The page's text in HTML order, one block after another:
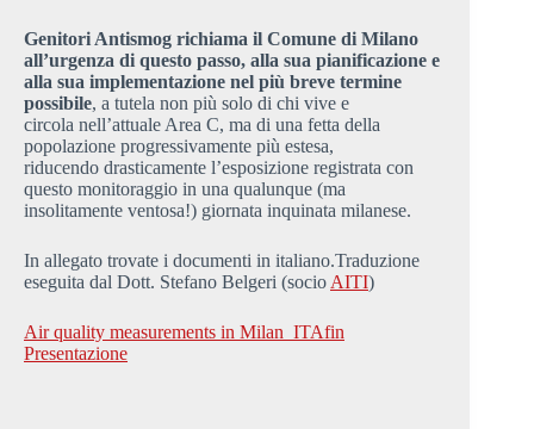
Genitori Antismog richiama il Comune di Milano
all’urgenza di questo passo, alla sua pianificazione e
alla sua implementazione nel più breve termine
possibile, a tutela non più solo di chi vive e
circola nell’attuale Area C, ma di una fetta della
popolazione progressivamente più estesa,
riducendo drasticamente l’esposizione registrata con
questo monitoraggio in una qualunque (ma
insolitamente ventosa!) giornata inquinata milanese.
In allegato trovate i documenti in italiano.Traduzione
eseguita dal Dott. Stefano Belgeri (socio AITI)
Air quality measurements in Milan_ITAfin
Presentazione